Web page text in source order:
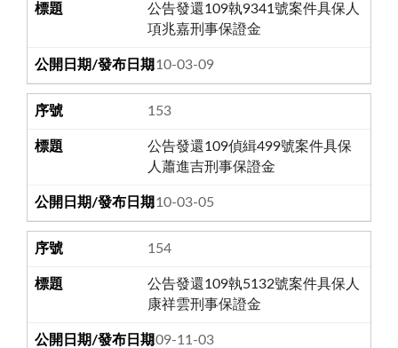
公告發還109執9341號案件具保人
項兆嘉刑事保證金
110-03-09
153
公告發還109偵緝499號案件具保
人蕭進吉刑事保證金
110-03-05
154
公告發還109執5132號案件具保人
康祥雲刑事保證金
109-11-03